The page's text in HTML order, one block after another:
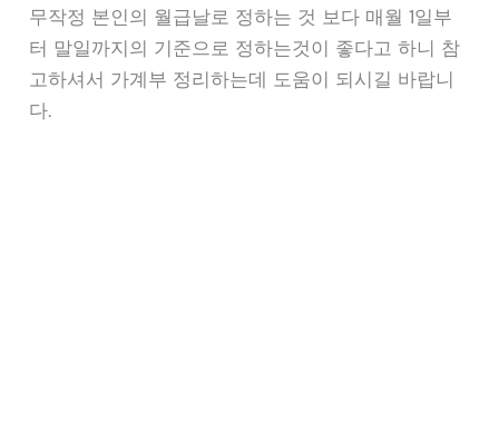
무작정 본인의 월급날로 정하는 것 보다 매월 1일부
터 말일까지의 기준으로 정하는것이 좋다고 하니 참
고하셔서 가계부 정리하는데 도움이 되시길 바랍니
다.